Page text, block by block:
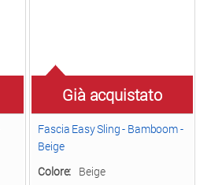
Già acquistato
Fascia Easy Sling - Bamboom -
Beige
Colore: Beige